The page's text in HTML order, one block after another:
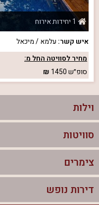
1 יחידות אירוח
איש קשר: עלמא / מיכאל
מחיר לסוויטה החל מ:
סופ״ש1450
וילות
וילות בצפון
וילות להשכרה
סוויטות
סוויטות בצפון
צימרים לזוגות עם בריכה פרטית
צימרים
צימרים בצפון
דירות נופש